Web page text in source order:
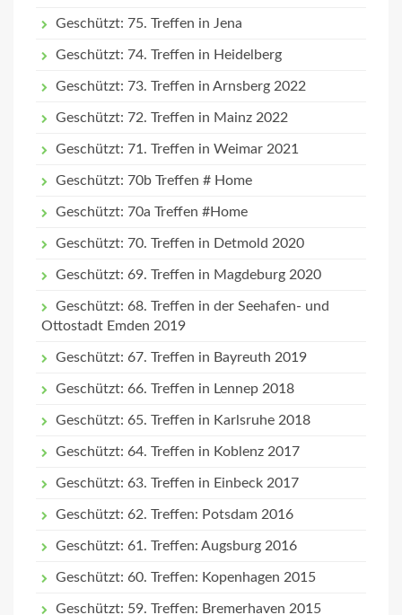
Geschützt: 75. Treffen in Jena
Geschützt: 74. Treffen in Heidelberg
Geschützt: 73. Treffen in Arnsberg 2022
Geschützt: 72. Treffen in Mainz 2022
Geschützt: 71. Treffen in Weimar 2021
Geschützt: 70b Treffen # Home
Geschützt: 70a Treffen #Home
Geschützt: 70. Treffen in Detmold 2020
Geschützt: 69. Treffen in Magdeburg 2020
Geschützt: 68. Treffen in der Seehafen- und
Ottostadt Emden 2019
Geschützt: 67. Treffen in Bayreuth 2019
Geschützt: 66. Treffen in Lennep 2018
Geschützt: 65. Treffen in Karlsruhe 2018
Geschützt: 64. Treffen in Koblenz 2017
Geschützt: 63. Treffen in Einbeck 2017
Geschützt: 62. Treffen: Potsdam 2016
Geschützt: 61. Treffen: Augsburg 2016
Geschützt: 60. Treffen: Kopenhagen 2015
Geschützt: 59. Treffen: Bremerhaven 2015